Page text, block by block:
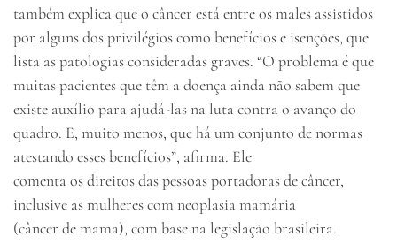
também explica que o câncer está entre os males assistidos
por alguns dos privilégios como benefícios e isenções, que
lista as patologias consideradas graves. “O problema é que
muitas pacientes que têm a doença ainda não sabem que
existe auxílio para ajudá-las na luta contra o avanço do
quadro. E, muito menos, que há um conjunto de normas
atestando esses benefícios”, afirma. Ele
comenta os direitos das pessoas portadoras de câncer,
inclusive as mulheres com neoplasia mamária
(câncer de mama), com base na legislação brasileira.